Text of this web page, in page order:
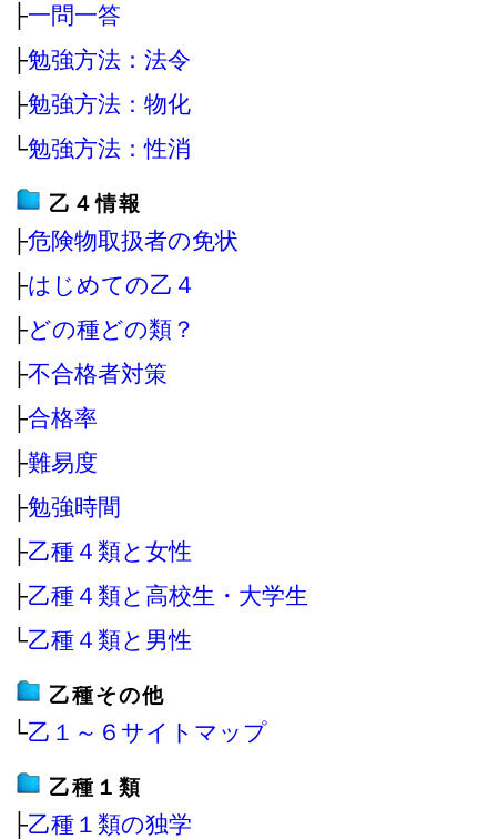
├一問一答
├勉強方法：法令
├勉強方法：物化
└勉強方法：性消
乙４情報
├危険物取扱者の免状
├はじめての乙４
├どの種どの類？
├不合格者対策
├合格率
├難易度
├勉強時間
├乙種４類と女性
├乙種４類と高校生・大学生
└乙種４類と男性
乙種その他
└乙１～６サイトマップ
乙種１類
├乙種１類の独学